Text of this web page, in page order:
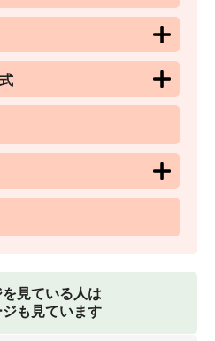
見ている人は
も見ています